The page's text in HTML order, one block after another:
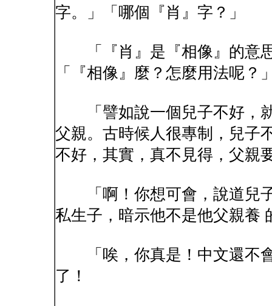
字。」「哪個『肖』字？」
「『肖』是『相像』的意
「『相像』麼？怎麼用法呢？
「譬如說一個兒子不好，
父親。古時候人很專制，兒子
不好，其實，真不見得，父親
「啊！你想可會，說道兒
私生子，暗示他不是他父親養
「唉，你真是！中文還不
了！